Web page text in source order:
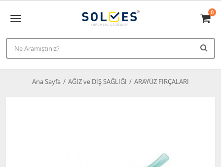
0
Ana Sayfa AĞIZ ve DİŞ SAĞLIĞI ARAYÜZ FIRÇALARI